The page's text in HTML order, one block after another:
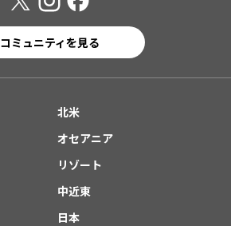
コミュニティを見る
北米
オセアニア
リゾート
中近東
日本